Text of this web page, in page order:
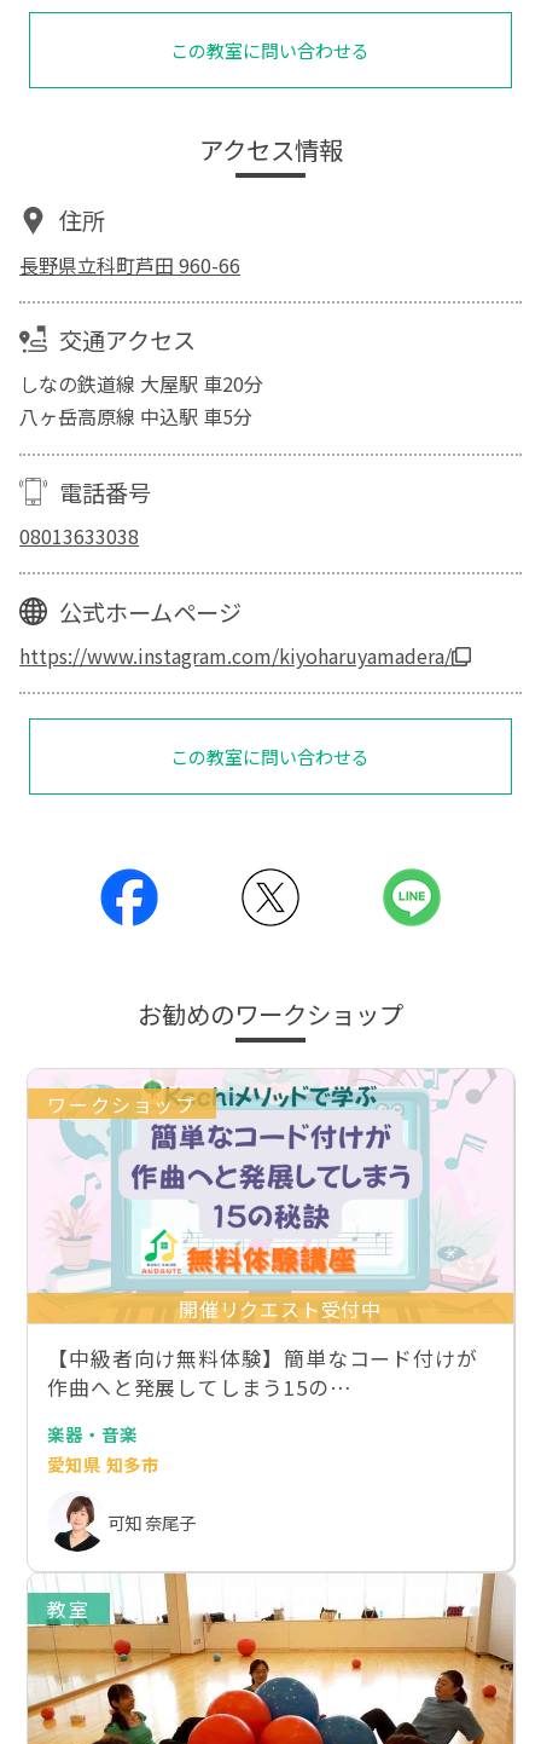
この教室に問い合わせる
アクセス情報
住所
長野県立科町芦田 960-66
交通アクセス
しなの鉄道線 大屋駅 車20分
八ヶ岳高原線 中込駅 車5分
電話番号
08013633038
公式ホームページ
https://www.instagram.com/kiyoharuyamadera/
この教室に問い合わせる
お勧めのワークショップ
ワークショップ
開催リクエスト受付中
【中級者向け無料体験】簡単なコード付けが
作曲へと発展してしまう15の…
楽器・音楽
愛知県 知多市
可知 奈尾子
教室